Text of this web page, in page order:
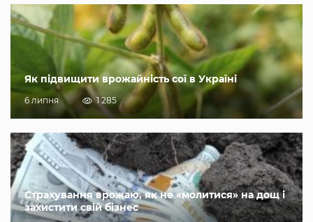
Як підвищити врожайність сої в Україні
6 липня 1 285
Страхування врожаю, як не «молитися» на дощ і
захистити свій бізнес